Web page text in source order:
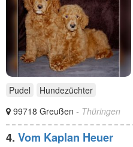
Pudel
Hundezüchter
99718 Greußen - Thüringen
4. Vom Kaplan Heuer